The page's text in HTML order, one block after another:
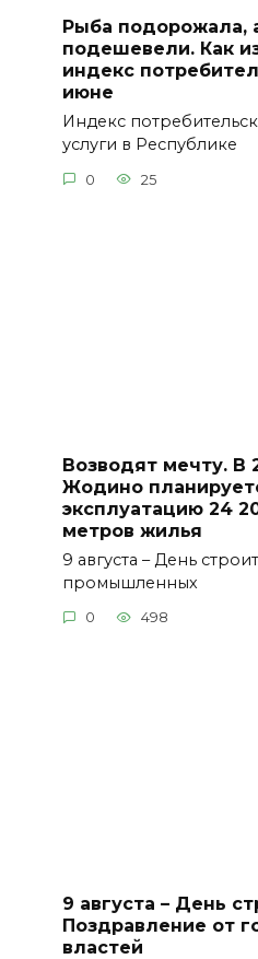
Рыба подорожала,
подешевели. Как
индекс
июне
Индекс
услуги в Республике
0 25
Возводят мечту. В
Жодино
эксплуатацию 24
метров жилья
9 августа – День
промышленных
0 498
9 августа – День
Поздравление от
властей